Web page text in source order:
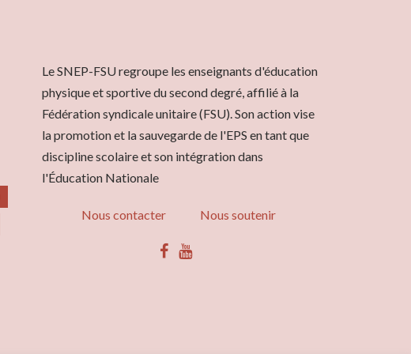
Le SNEP-FSU regroupe les enseignants d'éducation
physique et sportive du second degré, affilié à la
Fédération syndicale unitaire (FSU). Son action vise
la promotion et la sauvegarde de l'EPS en tant que
discipline scolaire et son intégration dans
l'Éducation Nationale
Nous contacter Nous soutenir